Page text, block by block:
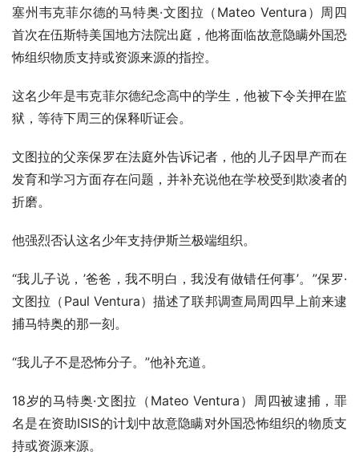
塞州韦克菲尔德的马特奥·文图拉（Mateo Ventura）周四
首次在伍斯特美国地方法院出庭，他将面临故意隐瞒外国恐
怖组织物质支持或资源来源的指控。
这名少年是韦克菲尔德纪念高中的学生，他被下令关押在监
狱，等待下周三的保释听证会。
文图拉的父亲保罗在法庭外告诉记者，他的儿子因早产而在
发育和学习方面存在问题，并补充说他在学校受到欺凌者的
折磨。
他强烈否认这名少年支持伊斯兰极端组织。
“我儿子说，’爸爸，我不明白，我没有做错任何事’。”保罗·
文图拉（Paul Ventura）描述了联邦调查局周四早上前来逮
捕马特奥的那一刻。
“我儿子不是恐怖分子。”他补充道。
18岁的马特奥·文图拉（Mateo Ventura）周四被逮捕，罪
名是在资助ISIS的计划中故意隐瞒对外国恐怖组织的物质支
持或资源来源。